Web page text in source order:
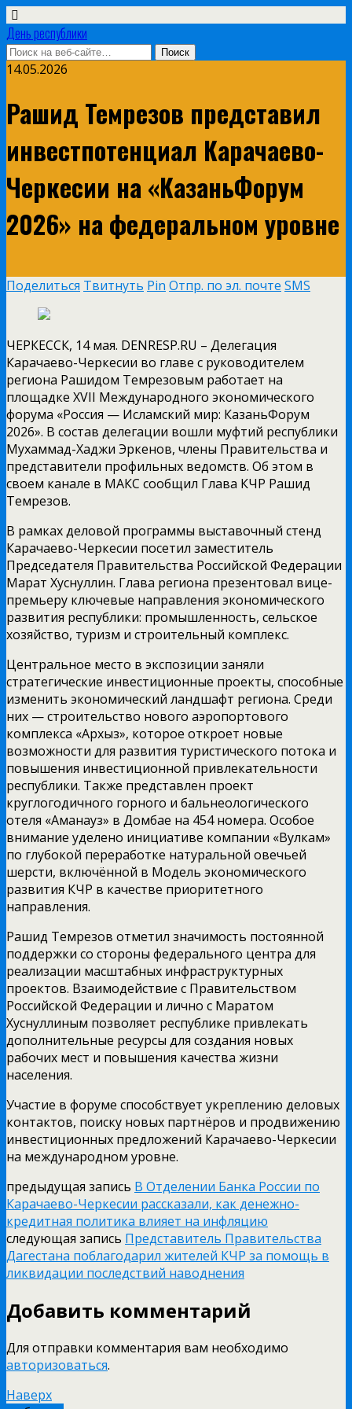
День республики
14.05.2026
Рашид Темрезов представил
инвестпотенциал Карачаево-
Черкесии на «КазаньФорум
2026» на федеральном уровне
Поделиться Твитнуть Pin Отпр. по эл. почте SMS
ЧЕРКЕССК, 14 мая. DENRESP.RU – Делегация
Карачаево-Черкесии во главе с руководителем
региона Рашидом Темрезовым работает на
площадке XVII Международного экономического
форума «Россия — Исламский мир: КазаньФорум
2026». В состав делегации вошли муфтий республики
Мухаммад-Хаджи Эркенов, члены Правительства и
представители профильных ведомств. Об этом в
своем канале в МАКС сообщил Глава КЧР Рашид
Темрезов.
В рамках деловой программы выставочный стенд
Карачаево-Черкесии посетил заместитель
Председателя Правительства Российской Федерации
Марат Хуснуллин. Глава региона презентовал вице-
премьеру ключевые направления экономического
развития республики: промышленность, сельское
хозяйство, туризм и строительный комплекс.
Центральное место в экспозиции заняли
стратегические инвестиционные проекты, способные
изменить экономический ландшафт региона. Среди
них — строительство нового аэропортового
комплекса «Архыз», которое откроет новые
возможности для развития туристического потока и
повышения инвестиционной привлекательности
республики. Также представлен проект
круглогодичного горного и бальнеологического
отеля «Аманауз» в Домбае на 454 номера. Особое
внимание уделено инициативе компании «Вулкам»
по глубокой переработке натуральной овечьей
шерсти, включённой в Модель экономического
развития КЧР в качестве приоритетного
направления.
Рашид Темрезов отметил значимость постоянной
поддержки со стороны федерального центра для
реализации масштабных инфраструктурных
проектов. Взаимодействие с Правительством
Российской Федерации и лично с Маратом
Хуснуллиным позволяет республике привлекать
дополнительные ресурсы для создания новых
рабочих мест и повышения качества жизни
населения.
Участие в форуме способствует укреплению деловых
контактов, поиску новых партнёров и продвижению
инвестиционных предложений Карачаево-Черкесии
на международном уровне.
предыдущая запись В Отделении Банка России по
Карачаево-Черкесии рассказали, как денежно-
кредитная политика влияет на инфляцию
следующая запись Представитель Правительства
Дагестана поблагодарил жителей КЧР за помощь в
ликвидации последствий наводнения
Добавить комментарий
Для отправки комментария вам необходимо
авторизоваться.
Наверх